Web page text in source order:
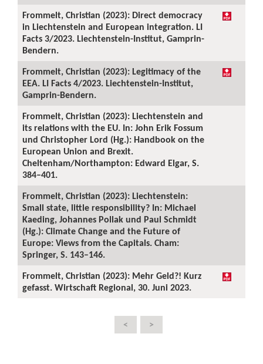
Frommelt, Christian (2023): Direct democracy
in Liechtenstein and European integration. LI
Facts 3/2023. Liechtenstein-Institut, Gamprin-
Bendern.
Frommelt, Christian (2023): Legitimacy of the
EEA. LI Facts 4/2023. Liechtenstein-Institut,
Gamprin-Bendern.
Frommelt, Christian (2023): Liechtenstein and
its relations with the EU. In: John Erik Fossum
und Christopher Lord (Hg.): Handbook on the
European Union and Brexit.
Cheltenham/Northampton: Edward Elgar, S.
384–401.
Frommelt, Christian (2023): Liechtenstein:
Small state, little responsibility? In: Michael
Kaeding, Johannes Pollak und Paul Schmidt
(Hg.): Climate Change and the Future of
Europe: Views from the Capitals. Cham:
Springer, S. 143–146.
Frommelt, Christian (2023): Mehr Geld?! Kurz
gefasst. Wirtschaft Regional, 30. Juni 2023.
< >